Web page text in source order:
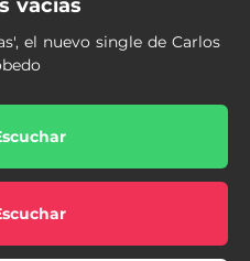
vacías
el nuevo single de Carlos